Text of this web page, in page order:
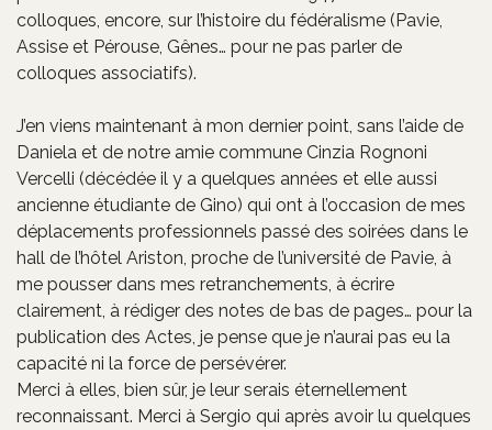
colloques, encore, sur l’histoire du fédéralisme (Pavie,
Assise et Pérouse, Gênes… pour ne pas parler de
colloques associatifs).
J’en viens maintenant à mon dernier point, sans l’aide de
Daniela et de notre amie commune Cinzia Rognoni
Vercelli (décédée il y a quelques années et elle aussi
ancienne étudiante de Gino) qui ont à l’occasion de mes
déplacements professionnels passé des soirées dans le
hall de l’hôtel Ariston, proche de l’université de Pavie, à
me pousser dans mes retranchements, à écrire
clairement, à rédiger des notes de bas de pages… pour la
publication des Actes, je pense que je n’aurai pas eu la
capacité ni la force de persévérer.
Merci à elles, bien sûr, je leur serais éternellement
reconnaissant. Merci à Sergio qui après avoir lu quelques